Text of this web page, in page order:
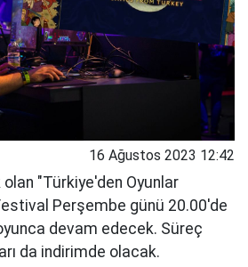
16 Ağustos 2023 12:42
"Türkiye'den Oyunlar
Perşembe günü 20.00'de
devam edecek. Süreç
da indirimde olacak.